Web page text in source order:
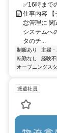
✅16時まで
仕事内容 【
怠管理に 関
システムへ
タのチ...
制服あり 主婦
転勤なし
経験不
オープニングス
派遣社員